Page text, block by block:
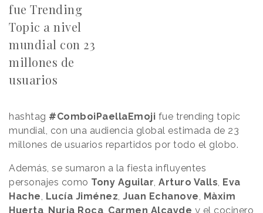
fue Trending
Topic a nivel
mundial con 23
millones de
usuarios
hashtag #ComboiPaellaEmoji fue trending topic
mundial, con una audiencia global estimada de 23
millones de usuarios repartidos por todo el globo.
Además, se sumaron a la fiesta influyentes
personajes como Tony Aguilar Arturo Valls Eva
Hache Lucía Jiménez Juan Echanove Màxim
Huerta Nuria Roca Carmen Alcayde y el cocinero